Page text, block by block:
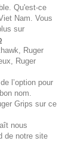
Qu'est-ce
Nam. Vous
sur
Ruger
Ruger
l’option pour
nom.
Grips sur ce
nous
de notre site